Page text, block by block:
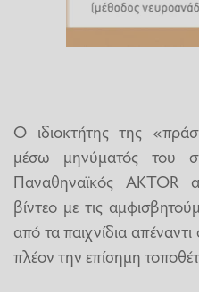
Ο ιδιοκτήτης της
μέσω μηνύματός του
Παναθηναϊκός AKTOR
βίντεο με τις
από τα παιχνίδια
πλέον την επίσημη